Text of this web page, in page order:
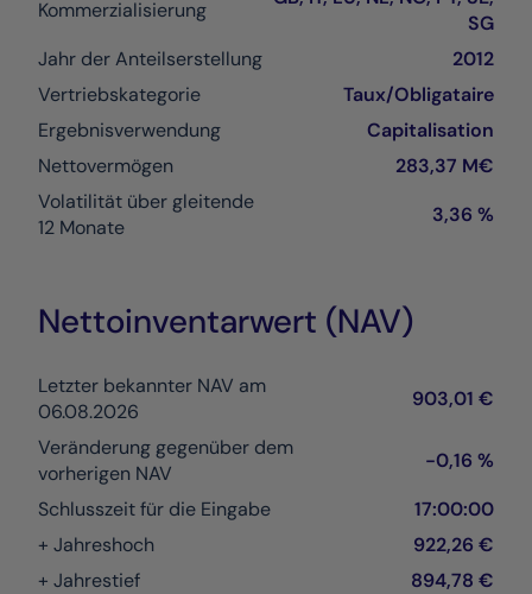
Kommerzialisierung
SG
Jahr der Anteilserstellung
2012
Vertriebskategorie
Taux/Obligataire
Ergebnisverwendung
Capitalisation
Nettovermögen
283,37 M€
Volatilität über gleitende
12 Monate
3,36 %
Nettoinventarwert (NAV)
Letzter bekannter NAV am
06.08.2026
903,01 €
Veränderung gegenüber dem
vorherigen NAV
-0,16 %
Schlusszeit für die Eingabe
17:00:00
+ Jahreshoch
922,26 €
+ Jahrestief
894,78 €